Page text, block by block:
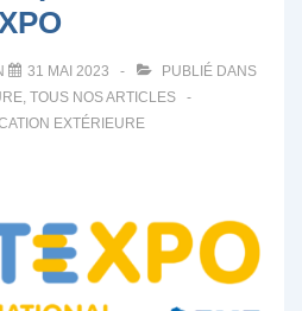
31 MAI 2023
PUBLIÉ DANS
TOUS NOS ARTICLES
EXTÉRIEURE